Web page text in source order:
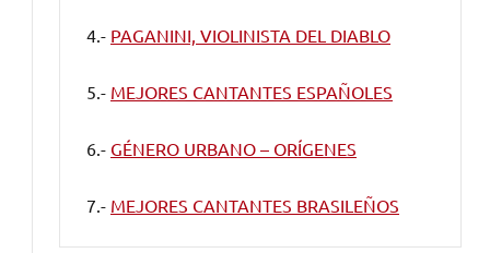
4.- PAGANINI, VIOLINISTA DEL DIABLO
5.- MEJORES CANTANTES ESPAÑOLES
6.- GÉNERO URBANO – ORÍGENES
7.- MEJORES CANTANTES BRASILEÑOS